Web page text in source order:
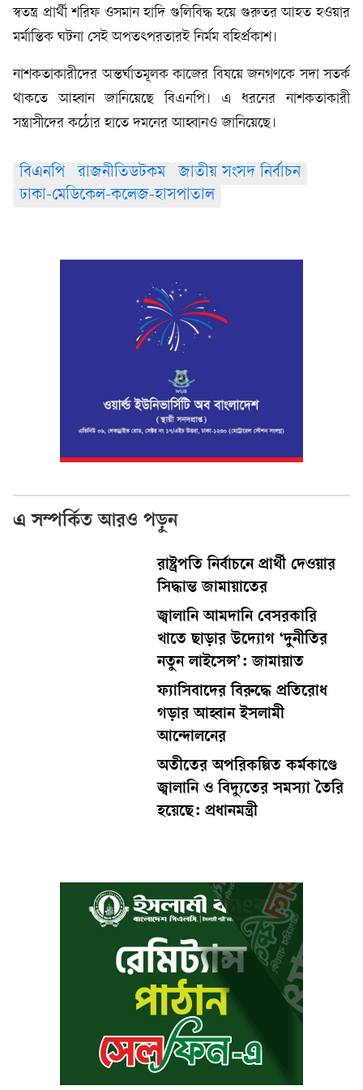
স্বতন্ত্র প্রার্থী শরিফ ওসমান হাদি গুলিবিদ্ধ হয়ে গুরুতর আহত হওয়ার
মর্মান্তিক ঘটনা সেই অপতৎপরতারই নির্মম বহির্প্রকাশ।
নাশকতাকারীদের অন্তর্ঘাতমূলক কাজের বিষয়ে জনগণকে সদা সতর্ক
থাকতে আহ্বান জানিয়েছে বিএনপি। এ ধরনের নাশকতাকারী
সন্ত্রাসীদের কঠোর হাতে দমনের আহ্বানও জানিয়েছে।
বিএনপি রাজনীতিডটকম
জাতীয় সংসদ নির্বাচন
ঢাকা-মেডিকেল-কলেজ-হাসপাতাল
এ সম্পর্কিত আরও পড়ুন
রাষ্ট্রপতি নির্বাচনে প্রার্থী দেওয়ার
সিদ্ধান্ত জামায়াতের
জ্বালানি আমদানি বেসরকারি
খাতে ছাড়ার উদ্যোগ ‘দুনীতির
নতুন লাইসেন্স’: জামায়াত
ফ্যাসিবাদের বিরুদ্ধে প্রতিরোধ
গড়ার আহ্বান ইসলামী
আন্দোলনের
অতীতের অপরিকল্পিত কর্মকাণ্ডে
জ্বালানি ও বিদ্যুতের সমস্যা তৈরি
হয়েছে: প্রধানমন্ত্রী